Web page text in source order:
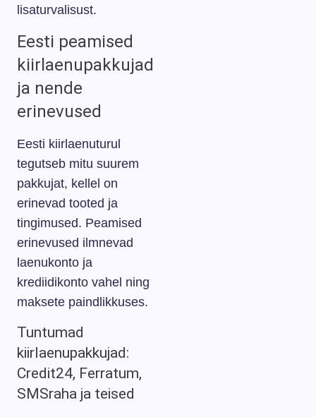
lisaturvalisust.
Eesti peamised
kiirlaenupakkujad
ja nende
erinevused
Eesti kiirlaenuturul
tegutseb mitu suurem
pakkujat, kellel on
erinevad tooted ja
tingimused. Peamised
erinevused ilmnevad
laenukonto ja
krediidikonto vahel ning
maksete paindlikkuses.
Tuntumad
kiirlaenupakkujad:
Credit24, Ferratum,
SMSraha ja teised